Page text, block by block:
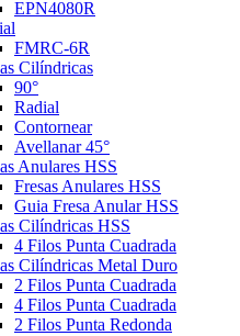
EPN4080R
FMRC-6R
Cilíndricas
90°
Radial
Contornear
Avellanar 45°
Anulares HSS
Fresas Anulares HSS
Guia Fresa Anular HSS
Cilíndricas HSS
4 Filos Punta Cuadrada
Cilíndricas Metal Duro
2 Filos Punta Cuadrada
4 Filos Punta Cuadrada
2 Filos Punta Redonda